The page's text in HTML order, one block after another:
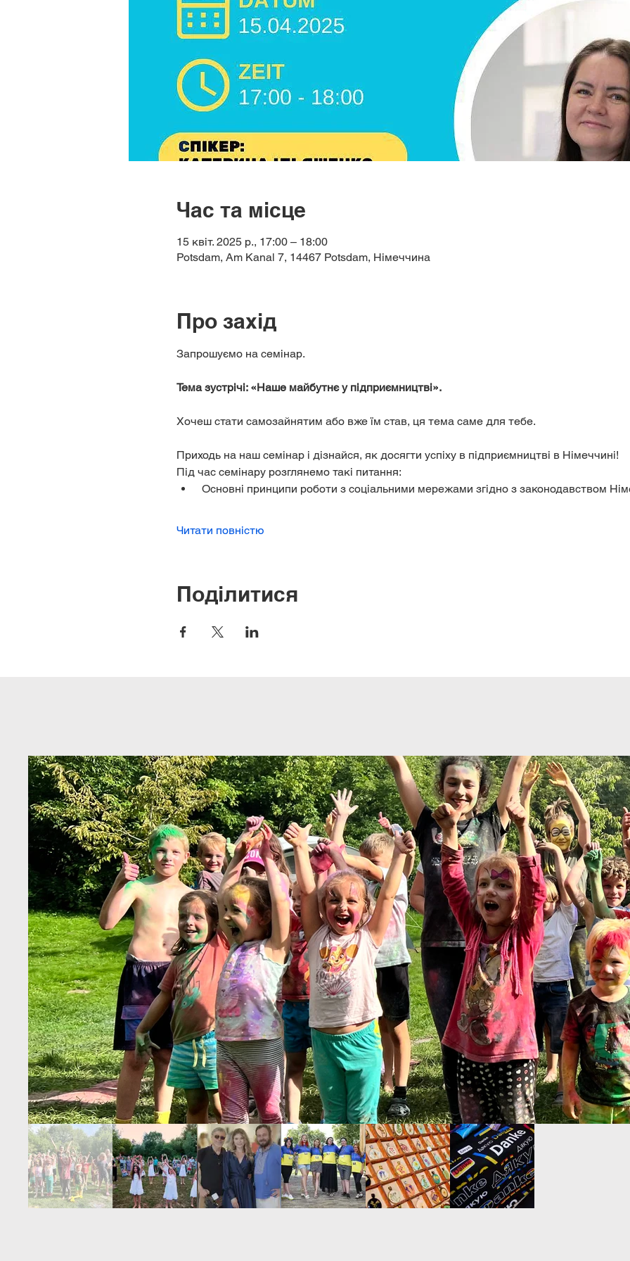
Час та місце
15 квіт. 2025 р., 17:00 – 18:00
Potsdam, Am Kanal 7, 14467 Potsdam, Німеччина
Про захід
Запрошуємо на семінар.
Тема зустрічі: «Наше майбутнє у підприємництві».
Хочеш стати самозайнятим або вже їм став, ця тема саме для тебе.
Приходь на наш семінар і дізнайся, як досягти успіху в підприємництві в Німеччині!
Під час семінару розглянемо такі питання:
Основні принципи роботи з соціальними мережами згідно з законодавством
Читати повністю
Поділитися